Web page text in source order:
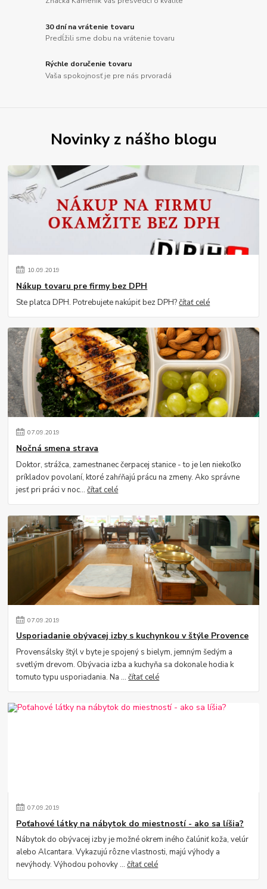
30 dní na vrátenie tovaru
Predĺžili sme dobu na vrátenie tovaru
Rýchle doručenie tovaru
Vaša spokojnosť je pre nás prvoradá
Novinky z nášho blogu
10.09.2019
Nákup tovaru pre firmy bez DPH
Ste platca DPH. Potrebujete nakúpiť bez DPH?čítať celé
07.09.2019
Nočná smena strava
Doktor, strážca, zamestnanec čerpacej stanice - to je len niekoľko
príkladov povolaní, ktoré zahŕňajú prácu na zmeny. Ako správne
jesť pri práci v noc...čítať celé
07.09.2019
Usporiadanie obývacej izby s kuchynkou v štýle Provence
Provensálsky štýl v byte je spojený s bielym, jemným šedým a
svetlým drevom. Obývacia izba a kuchyňa sa dokonale hodia k
tomuto typu usporiadania. Na ...čítať celé
07.09.2019
Poťahové látky na nábytok do miestností - ako sa líšia?
Nábytok do obývacej izby je možné okrem iného čalúniť koža, velúr
alebo Alcantara. Vykazujú rôzne vlastnosti, majú výhody a
nevýhody. Výhodou pohovky ...čítať celé